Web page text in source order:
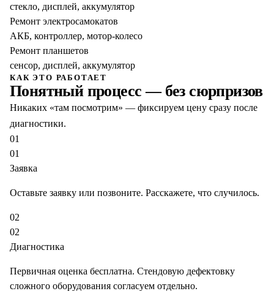
стекло, дисплей, аккумулятор
Ремонт электросамокатов
АКБ, контроллер, мотор-колесо
Ремонт планшетов
сенсор, дисплей, аккумулятор
КАК ЭТО РАБОТАЕТ
Понятный процесс — без сюрпризов
Никаких «там посмотрим» — фиксируем цену сразу после
диагностики.
01
01
Заявка
Оставьте заявку или позвоните. Расскажете, что случилось.
02
02
Диагностика
Первичная оценка бесплатна. Стендовую дефектовку
сложного оборудования согласуем отдельно.